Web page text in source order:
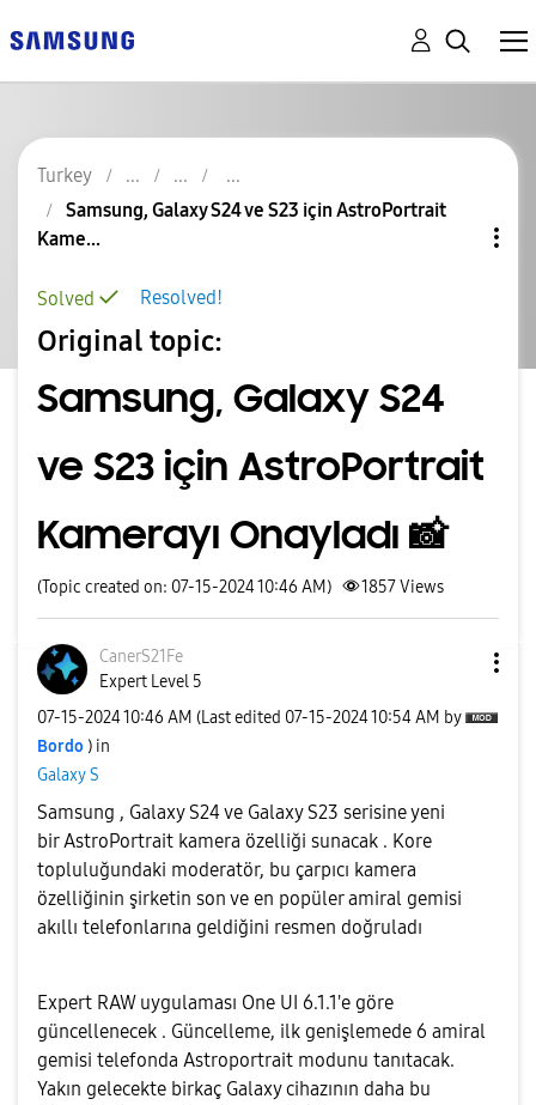
Turkey
Samsung, Galaxy S24 ve S23 için AstroPortrait
Kame...
Resolved!
Solved
Original topic:
Samsung, Galaxy S24
ve S23 için AstroPortrait
Kamerayı Onayladı 📸
(Topic created on: 07-15-2024 10:46 AM) 1857Views
CanerS21Fe
Expert Level 5
‎07-15-202410:46 AM (Last edited ‎07-15-202410:54 AM by
Bordo ) in
Galaxy S
Samsung , Galaxy S24 ve Galaxy S23 serisine yeni
bir AstroPortrait kamera özelliği sunacak . Kore
topluluğundaki moderatör, bu çarpıcı kamera
özelliğinin şirketin son ve en popüler amiral gemisi
akıllı telefonlarına geldiğini resmen doğruladı
Expert RAW uygulaması One UI 6.1.1'e göre
güncellenecek . Güncelleme, ilk genişlemede 6 amiral
gemisi telefonda Astroportrait modunu tanıtacak.
Yakın gelecekte birkaç Galaxy cihazının daha bu